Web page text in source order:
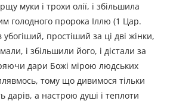
муки і трохи олії, і збільшила
голодного пророка Іллю (1 Цар.
убогіший, простіший за ці дві жінки,
і збільшили його, і дістали за
дари Божі мірою людських
тому що дивимося тільки
дарів, а настрою душі і теплоти